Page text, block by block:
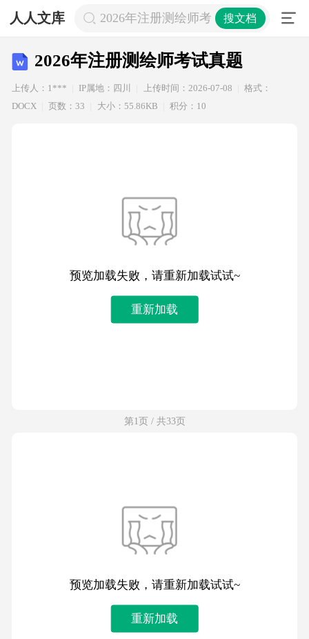
人人文库 2026年注册测绘师考试真题
搜文档
2026年注册测绘师考试真题
上传人：1*** IP属地：四川 上传时间：2026-07-08
格式：
DOCX
页数：33 大小：55.86KB 积分：10
预览加载失败，请重新加载试试~
重新加载
第1页 / 共33页
预览加载失败，请重新加载试试~
重新加载